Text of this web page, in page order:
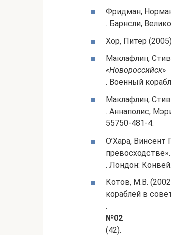
Фридман,
. Барнсли,
Хор, Питер
Маклафлин,
«Новороссийск»
. Военный
Маклафлин,
. Аннаполис,
55750-481-4.
О’Хара,
. Лондон:
Котов, М.В.
кораблей в
.
№02
(42).